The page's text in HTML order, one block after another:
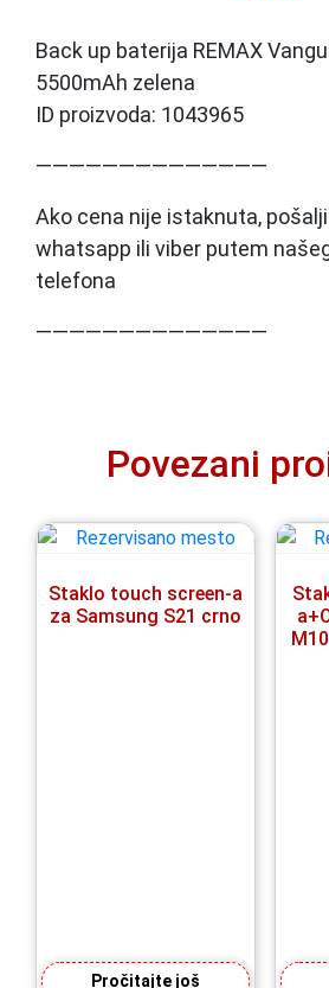
Back up baterija REMAX
5500mAh zelena
ID proizvoda: 1043965
——————————————
Ako cena nije istaknuta,
whatsapp ili viber putem
telefona
——————————————
Povezani
Staklo touch screen-a
za Samsung S21 crno
Pročitajte još